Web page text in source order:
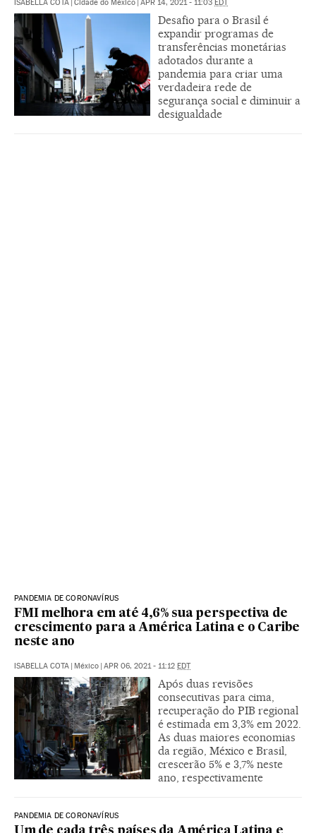
ISABELLA COTA Cidade do México APR 14, 2021 - 11:03 EDT
Desafio para o Brasil é
expandir programas de
transferências monetárias
adotados durante a
pandemia para criar uma
verdadeira rede de
segurança social e diminuir a
desigualdade
PANDEMIA DE CORONAVÍRUS
FMI melhora em até 4,6% sua perspectiva de
crescimento para a América Latina e o Caribe
neste ano
ISABELLA COTA México APR 06, 2021 - 11:12 EDT
Após duas revisões
consecutivas para cima,
recuperação do PIB regional
é estimada em 3,3% em 2022.
As duas maiores economias
da região, México e Brasil,
crescerão 5% e 3,7% neste
ano, respectivamente
PANDEMIA DE CORONAVÍRUS